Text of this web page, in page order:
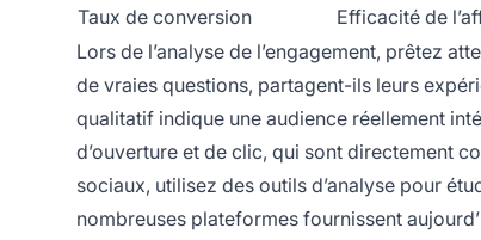
Taux de conversion
Efficacité de
Lors de l’analyse de l’engagement, prêtez
de vraies questions, partagent-ils leurs
qualitatif indique une audience réellement
d’ouverture et de clic, qui sont directement
sociaux, utilisez des outils d’analyse pour
nombreuses plateformes fournissent